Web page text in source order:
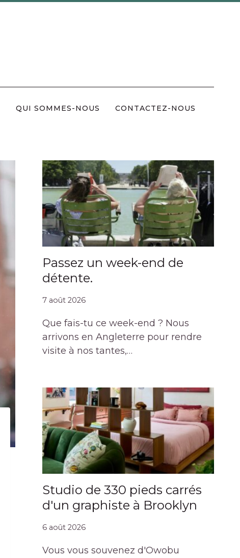
QUI SOMMES-NOUS CONTACTEZ-NOUS
Passez un week-end de
détente.
7 août 2026
Que fais-tu ce week-end ? Nous
arrivons en Angleterre pour rendre
visite à nos tantes,…
Studio de 330 pieds carrés
d'un graphiste à Brooklyn
6 août 2026
Vous vous souvenez d'Owobu